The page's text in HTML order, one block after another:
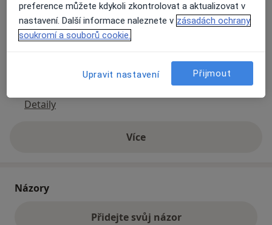
Dostupnost
Na této adrese online kalendář není aktivní
Co mám v takové situaci udělat?
Způsoby platby (soukromé návštěvy)
Na teto adrese lékař přijímá pacienty na pojišťovnu
Detaily
Víceo adrese
Názory
Přidejte svůj názor
preference můžete kdykoli zkontrolovat a aktualizovat v
nastavení. Další informace naleznete v zásadách ochrany
soukromí a souborů cookie.
Upravit nastavení Přijmout